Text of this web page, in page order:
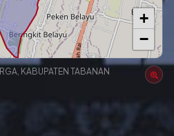
+
−
KABUPATEN TABANAN